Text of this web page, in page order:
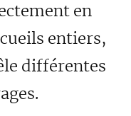
en
entiers,
différentes